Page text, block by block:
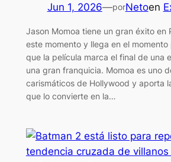
Jun 1, 2026—porNetoen
Jason Momoa tiene un gran éxito en
este momento y llega en el
que la película marca el final de una
una gran franquicia. Momoa es uno
carismáticos de Hollywood y aporta
que lo convierte en la…